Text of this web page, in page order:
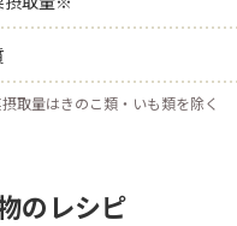
取量はきのこ類・いも類を除く
のレシピ